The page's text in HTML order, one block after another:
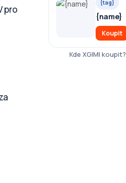
pro
{tag}
{name}
Koupit
Kde XGIMI koupit?